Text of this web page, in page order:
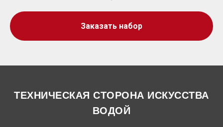
Заказать набор
ТЕХНИЧЕСКАЯ СТОРОНА ИСКУССТВА
ВОДОЙ